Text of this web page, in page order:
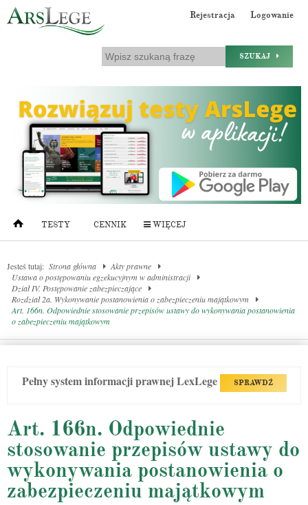
Rejestracja Logowanie
SZUKAJ
TESTY CENNIK WIĘCEJ
Jesteś tutaj: Strona główna
Akty prawne
Ustawa o postępowaniu egzekucyjnym w administracji
Dział IV. Postępowanie zabezpieczające
Rozdział 2a. Wykonywanie postanowienia o zabezpieczeniu majątkowym
Art. 166n. Odpowiednie stosowanie przepisów ustawy do wykonywania postanowienia
o zabezpieczeniu majątkowym
Pełny system informacji prawnej LexLege SPRAWDŹ
Art. 166n. Odpowiednie
stosowanie przepisów ustawy do
wykonywania postanowienia o
zabezpieczeniu majątkowym